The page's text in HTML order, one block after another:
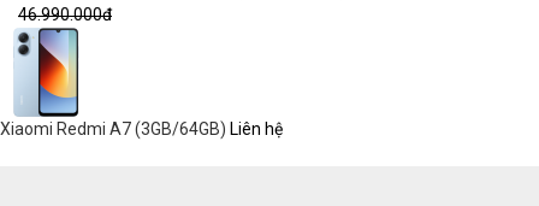
46.990.000đ
Xiaomi Redmi A7 (3GB/64GB) Liên hệ